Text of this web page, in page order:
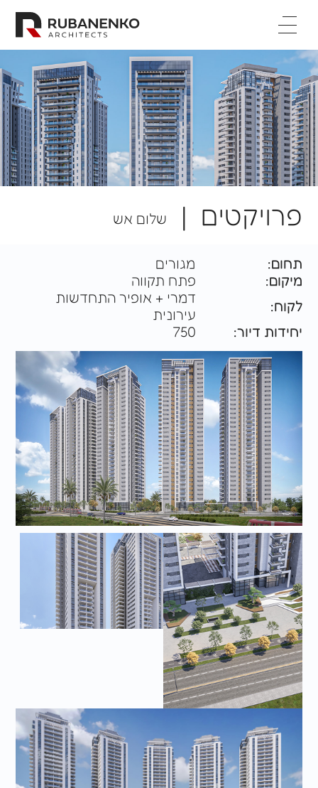
דף בית
אודות
פרויקטים
קריירה
מקרי בוחן
יצירת קשר
פרויקטים | שלום אש
תחום:
מגורים
מיקום:
פתח תקווה
לקוח:
דמרי + אופיר התחדשות
עירונית
יחידות דיור:
750